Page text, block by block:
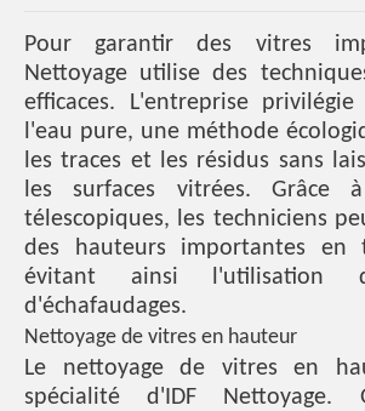
Pour garantir des vitres
Nettoyage utilise des
efficaces. L'entreprise
l'eau pure, une méthode
les traces et les résidus sans
les surfaces vitrées. Grâce
télescopiques, les techniciens
des hauteurs importantes en
évitant ainsi l'utilisation
d'échafaudages.
Nettoyage de vitres en hauteur
Le nettoyage de vitres en
spécialité d'IDF